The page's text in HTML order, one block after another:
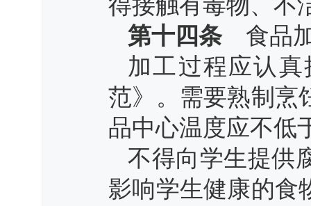
得接触有毒物、不
第十四条食品
加工过程应认
范》。需要熟制烹
品中心温度应不低
不得向学生提供
影响学生健康的食